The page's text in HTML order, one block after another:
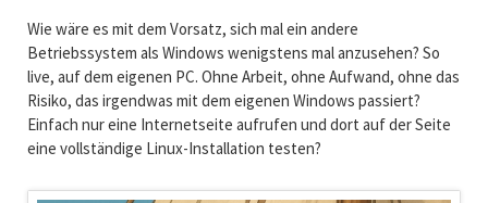
Wie wäre es mit dem Vorsatz, sich mal ein andere
Betriebssystem als Windows wenigstens mal anzusehen? So
live, auf dem eigenen PC. Ohne Arbeit, ohne Aufwand, ohne das
Risiko, das irgendwas mit dem eigenen Windows passiert?
Einfach nur eine Internetseite aufrufen und dort auf der Seite
eine vollständige Linux-Installation testen?